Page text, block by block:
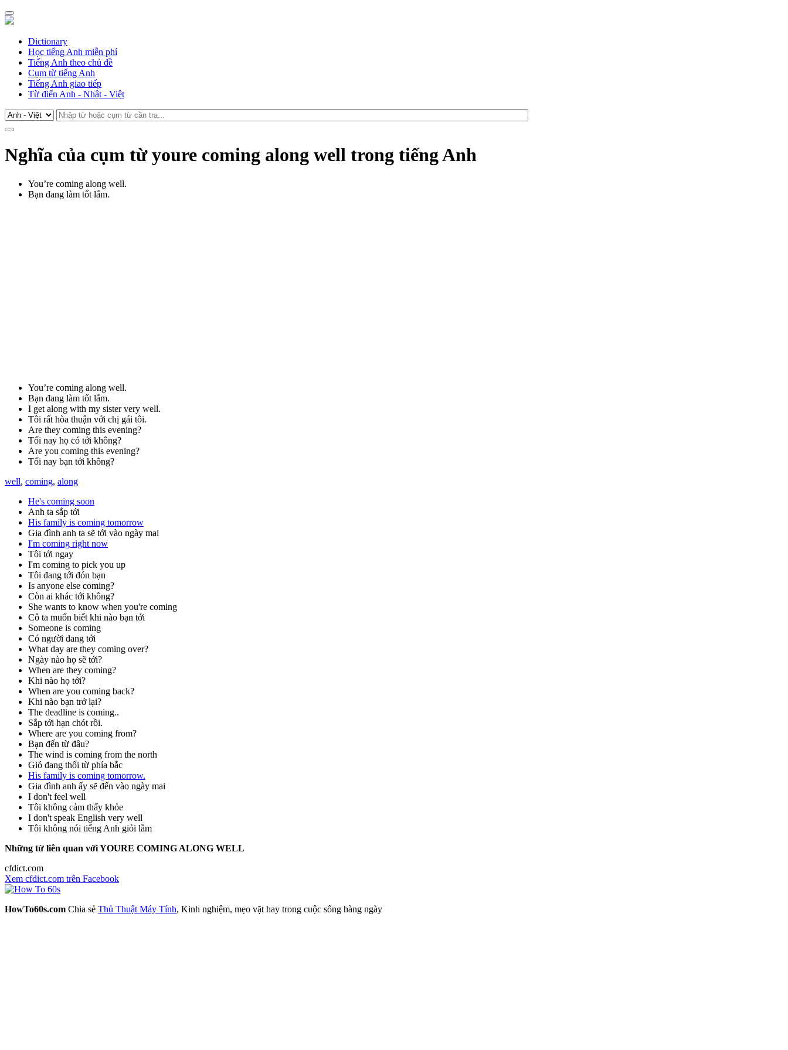
Dictionary
Học tiếng Anh miễn phí
Tiếng Anh theo chủ đề
Cụm từ tiếng Anh
Tiếng Anh giao tiếp
Từ điển Anh - Nhật - Việt
Nghĩa của cụm từ youre coming along well trong tiếng Anh
You’re coming along well.
Bạn đang làm tốt lắm.
You’re coming along well.
Bạn đang làm tốt lắm.
I get along with my sister very well.
Tôi rất hòa thuận với chị gái tôi.
Are they coming this evening?
Tối nay họ có tới không?
Are you coming this evening?
Tối nay bạn tới không?
well, coming, along
He's coming soon
Anh ta sắp tới
His family is coming tomorrow
Gia đình anh ta sẽ tới vào ngày mai
I'm coming right now
Tôi tới ngay
I'm coming to pick you up
Tôi đang tới đón bạn
Is anyone else coming?
Còn ai khác tới không?
She wants to know when you're coming
Cô ta muốn biết khi nào bạn tới
Someone is coming
Có người đang tới
What day are they coming over?
Ngày nào họ sẽ tới?
When are they coming?
Khi nào họ tới?
When are you coming back?
Khi nào bạn trở lại?
The deadline is coming..
Sắp tới hạn chót rồi.
Where are you coming from?
Bạn đến từ đâu?
The wind is coming from the north
Gió đang thổi từ phía bắc
His family is coming tomorrow.
Gia đình anh ấy sẽ đến vào ngày mai
I don't feel well
Tôi không cảm thấy khỏe
I don't speak English very well
Tôi không nói tiếng Anh giỏi lắm
Những từ liên quan với YOURE COMING ALONG WELL
cfdict.com
Xem cfdict.com trên Facebook
HowTo60s.com Chia sẻ Thủ Thuật Máy Tính, Kinh nghiệm, mẹo vặt hay trong cuộc sống hàng ngày